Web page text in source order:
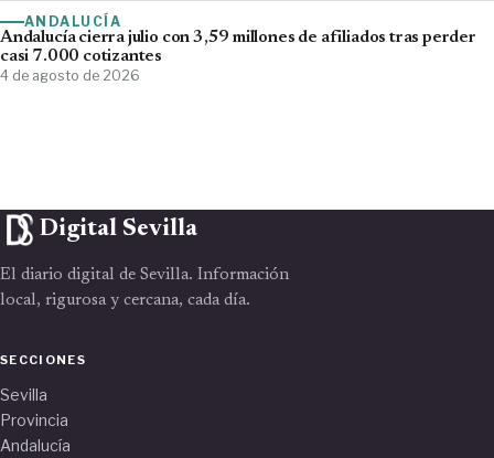
ANDALUCÍA
Andalucía cierra julio con 3,59 millones de afiliados tras perder
casi 7.000 cotizantes
4 de agosto de 2026
Digital Sevilla
El diario digital de Sevilla. Información
local, rigurosa y cercana, cada día.
SECCIONES
Sevilla
Provincia
Andalucía